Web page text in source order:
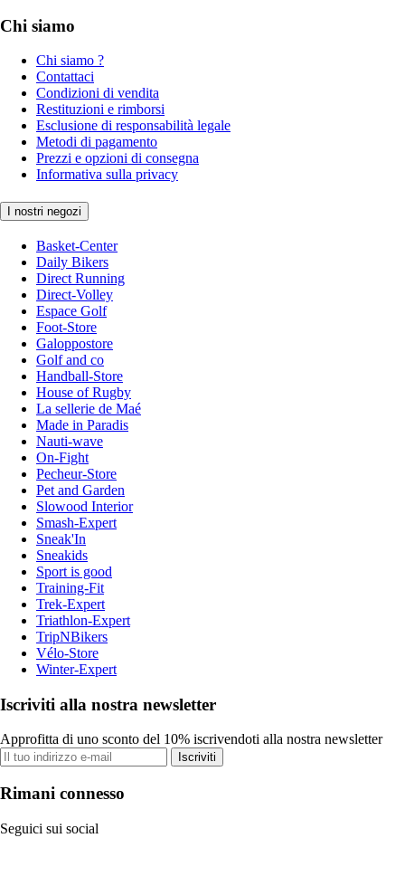
Chi siamo
Chi siamo ?
Contattaci
Condizioni di vendita
Restituzioni e rimborsi
Esclusione di responsabilità legale
Metodi di pagamento
Prezzi e opzioni di consegna
Informativa sulla privacy
I nostri negozi
Basket-Center
Daily Bikers
Direct Running
Direct-Volley
Espace Golf
Foot-Store
Galoppostore
Golf and co
Handball-Store
House of Rugby
La sellerie de Maé
Made in Paradis
Nauti-wave
On-Fight
Pecheur-Store
Pet and Garden
Slowood Interior
Smash-Expert
Sneak'In
Sneakids
Sport is good
Training-Fit
Trek-Expert
Triathlon-Expert
TripNBikers
Vélo-Store
Winter-Expert
Iscriviti alla nostra newsletter
Approfitta di uno sconto del 10% iscrivendoti alla nostra newsletter
Iscriviti
Rimani connesso
Seguici sui social